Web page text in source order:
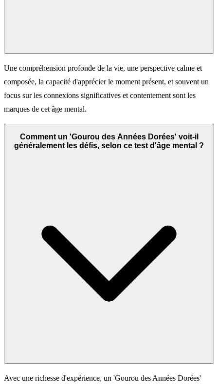
Une compréhension profonde de la vie, une perspective calme et
composée, la capacité d'apprécier le moment présent, et souvent un
focus sur les connexions significatives et contentement sont les
marques de cet âge mental.
Comment un 'Gourou des Années Dorées' voit-il
généralement les défis, selon ce test d'âge mental ?
Avec une richesse d'expérience, un 'Gourou des Années Dorées'